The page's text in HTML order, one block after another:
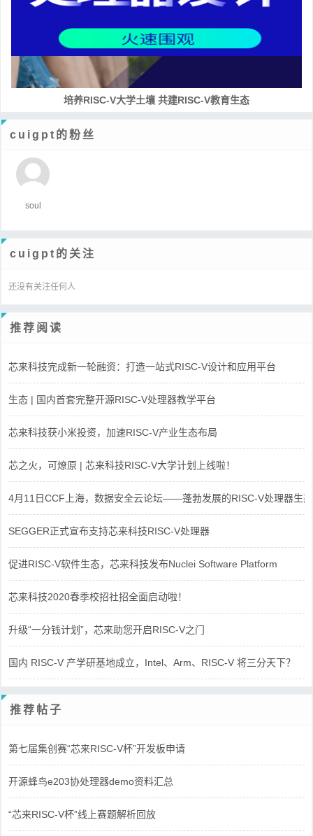
培养RISC-V大学土壤 共建RISC-V教育生态
cuigpt的粉丝
soul
cuigpt的关注
还没有关注任何人
推荐阅读
芯来科技完成新一轮融资：打造一站式RISC-V设计和应用平台
生态 | 国内首套完整开源RISC-V处理器教学平台
芯来科技获小米投资，加速RISC-V产业生态布局
芯之火，可燎原 | 芯来科技RISC-V大学计划上线啦！
4月11日CCF上海，数据安全云论坛——蓬勃发展的RISC-V处理器生态
SEGGER正式宣布支持芯来科技RISC-V处理器
促进RISC-V软件生态，芯来科技发布Nuclei Software Platform
芯来科技2020春季校招社招全面启动啦！
升级“一分钱计划”，芯来助您开启RISC-V之门
国内 RISC-V 产学研基地成立，Intel、Arm、RISC-V 将三分天下？
推荐帖子
第七届集创赛“芯来RISC-V杯”开发板申请
开源蜂鸟e203协处理器demo资料汇总
“芯来RISC-V杯”线上赛题解析回放